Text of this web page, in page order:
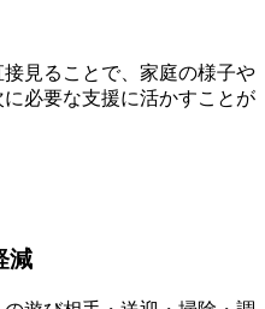
見ることで、家庭の様子や
必要な支援に活かすことが
減